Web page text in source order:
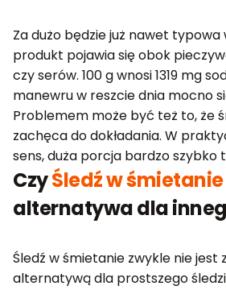
Za dużo będzie już nawet typowa
produkt pojawia się obok
czy serów. 100 g wnosi 1319 mg
manewru w reszcie dnia mocno
Problemem może być też to, że
zachęca do dokładania. W
sens, duża porcja bardzo szybko
CzyŚledź w śmietanie
alternatywa dla
Śledź w śmietanie zwykle nie jest
alternatywą dla prostszego